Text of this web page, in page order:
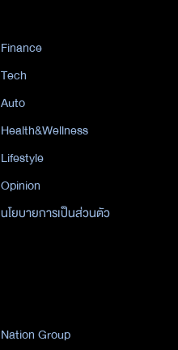
Finance
Tech
Auto
Health&Wellness
Lifestyle
Opinion
นโยบายการเป็นส่วนตัว
Nation Group